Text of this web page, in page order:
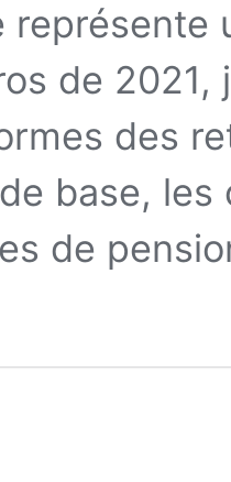
représente
de 2021,
des
base,
de